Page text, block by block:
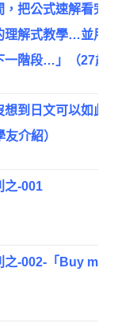
把公式速解看
理解式教學…並
一階段…」（27
到日文可以如
介紹）
列之-001
之-002-「Buy my